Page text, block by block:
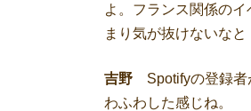
よ。フランス関係の
まり気が抜けないなと
吉野 Spotifyの登録者
わふわした感じね。